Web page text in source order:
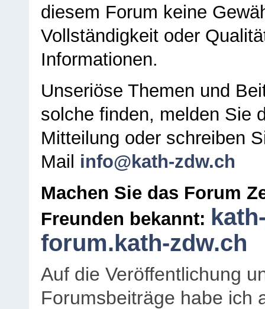
diesem Forum keine
Vollständigkeit oder
Informationen.
Unseriöse Themen und
solche finden, melden Sie
Mitteilung oder schreiben
Mail info@kath-zdw.ch
Machen Sie das Forum
Freunden bekannt:
forum.kath-zdw.ch
Auf die Veröffentlichung
Forumsbeiträge habe ich